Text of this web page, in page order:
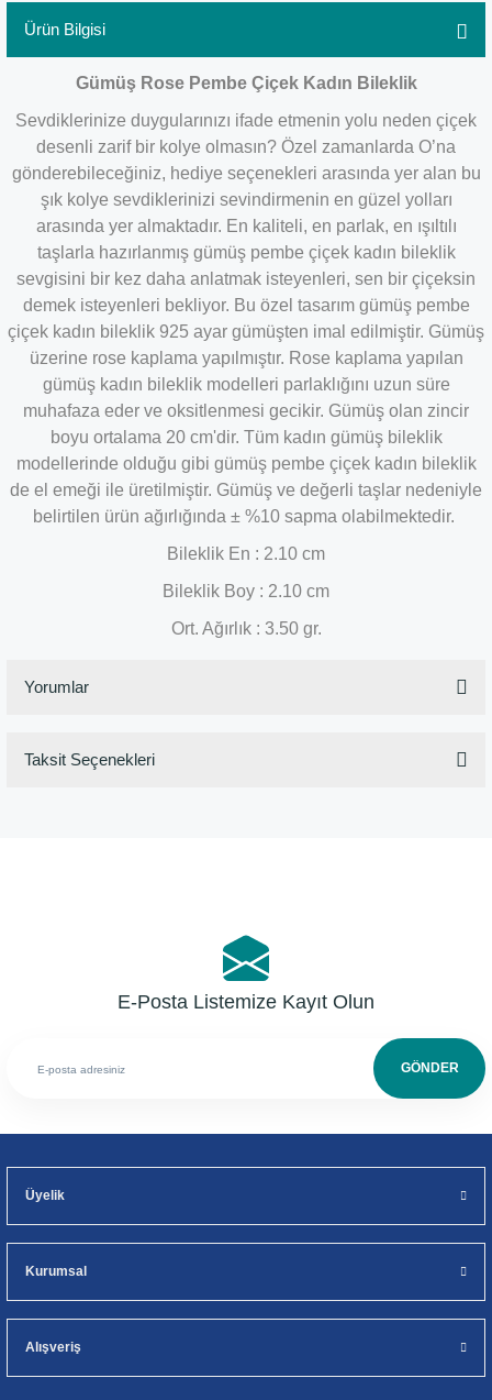
Ürün Bilgisi
Gümüş Rose Pembe Çiçek Kadın Bileklik
Sevdiklerinize duygularınızı ifade etmenin yolu neden çiçek
desenli zarif bir kolye olmasın? Özel zamanlarda O’na
gönderebileceğiniz, hediye seçenekleri arasında yer alan bu
şık kolye sevdiklerinizi sevindirmenin en güzel yolları
arasında yer almaktadır. En kaliteli, en parlak, en ışıltılı
taşlarla hazırlanmış gümüş pembe çiçek kadın bileklik
sevgisini bir kez daha anlatmak isteyenleri, sen bir çiçeksin
demek isteyenleri bekliyor. Bu özel tasarım gümüş pembe
çiçek kadın bileklik 925 ayar gümüşten imal edilmiştir. Gümüş
üzerine rose kaplama yapılmıştır. Rose kaplama yapılan
gümüş kadın bileklik modelleri parlaklığını uzun süre
muhafaza eder ve oksitlenmesi gecikir. Gümüş olan zincir
boyu ortalama 20 cm'dir. Tüm kadın gümüş bileklik
modellerinde olduğu gibi gümüş pembe çiçek kadın bileklik
de el emeği ile üretilmiştir. Gümüş ve değerli taşlar nedeniyle
belirtilen ürün ağırlığında ± %10 sapma olabilmektedir.
Bileklik En : 2.10 cm
Bileklik Boy : 2.10 cm
Ort. Ağırlık : 3.50 gr.
Yorumlar
Taksit Seçenekleri
E-Posta Listemize Kayıt Olun
GÖNDER
Üyelik
Kurumsal
Alışveriş